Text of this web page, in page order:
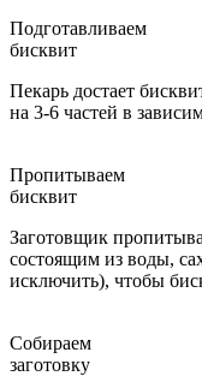
Подготавливаем
бисквит
Пекарь достает
на 3-6 частей в
Пропитываем
бисквит
Заготовщик
состоящим из воды,
исключить), чтобы
Собираем
заготовку